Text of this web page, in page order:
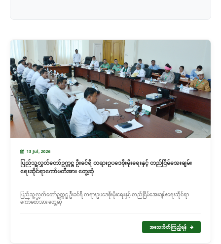
13 Jul, 2026
ပြည်သူ့လွှတ်တော်ဥက္ကဋ္ဌ ဦးခင်ရီ တရားဥပဒေစိုးမိုးရေးနှင့် တည်ငြိမ်အေးချမ်း
ရေးဆိုင်ရာကော်မတီအား တွေ့ဆုံ
ပြည်သူ့လွှတ်တော်ဥက္ကဋ္ဌ ဦးခင်ရီ တရားဥပဒေစိုးမိုးရေးနှင့် တည်ငြိမ်အေးချမ်းရေးဆိုင်ရာ
ကော်မတီအား တွေ့ဆုံ
အသေးစိတ်ကြည့်ရန်